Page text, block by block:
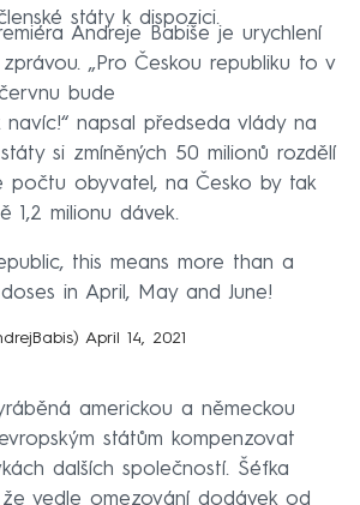
státy k dispozici.
Andreje Babiše je urychlení
„Pro Českou republiku to v
bude
navíc!“ napsal předseda vlády na
si zmíněných 50 milionů rozdělí
počtu obyvatel, na Česko by tak
1,2 milionu dávek.
this means more than a
in April, May and June!
April 14, 2021
americkou a německou
státům kompenzovat
dalších společností. Šéfka
že vedle omezování dodávek od